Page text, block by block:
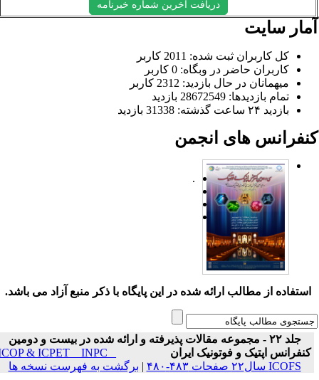
دریافت آخرین شماره خبرنامه
سایت
کل کاربران ثبت شده: 2011 کاربر
کاربران حاضر در وبگاه: 0 کاربر
میهمانان در حال بازدید: 2312 کاربر
تمام بازدید‌ها: 28672549 بازدید
بازدید ۲۴ ساعت گذشته: 31338 بازدید
های انجمن
.
استفاده از مطالب ارائه شده در این پایگاه با ذکر منبع آزاد می باشد.
جلد ۲۲ - مجموعه مقالات پذیرفته و ارائه شده در بیست و دومین
کنفرانس اپتیک و فوتونیک ایران
ICOP & ICPET _ INPC _
ICOFS سال۲۲ صفحات ۴۸۳-۴۸۰
|برگشت به فهرست نسخه ها